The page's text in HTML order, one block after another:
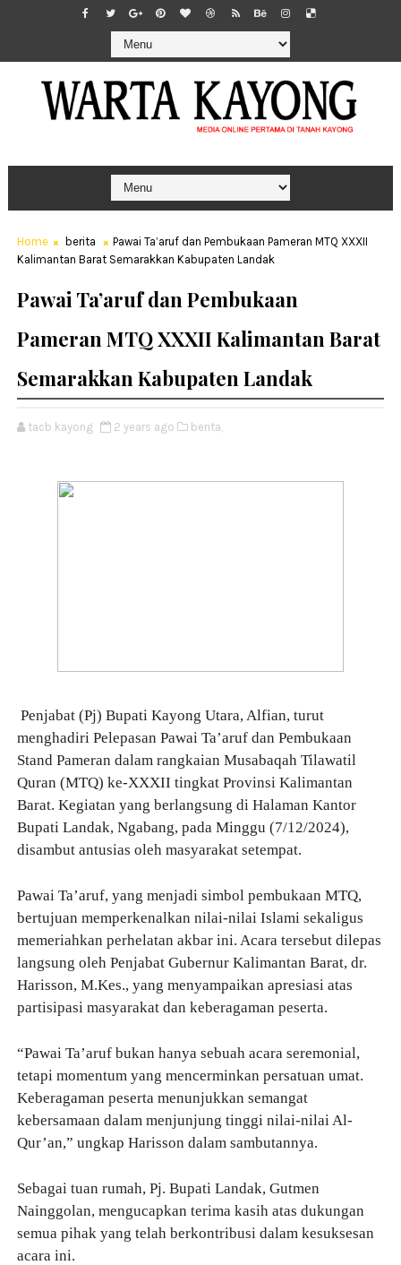
Home berita
Pawai Ta’aruf dan Pembukaan Pameran MTQ XXXII
Kalimantan Barat Semarakkan Kabupaten Landak
Pawai Ta’aruf dan Pembukaan
Pameran MTQ XXXII Kalimantan Barat
Semarakkan Kabupaten Landak
tacb kayong 2 years ago berita,
Penjabat (Pj) Bupati Kayong Utara, Alfian, turut
menghadiri Pelepasan Pawai Ta’aruf dan Pembukaan
Stand Pameran dalam rangkaian Musabaqah Tilawatil
Quran (MTQ) ke-XXXII tingkat Provinsi Kalimantan
Barat. Kegiatan yang berlangsung di Halaman Kantor
Bupati Landak, Ngabang, pada Minggu (7/12/2024),
disambut antusias oleh masyarakat setempat.
Pawai Ta’aruf, yang menjadi simbol pembukaan MTQ,
bertujuan memperkenalkan nilai-nilai Islami sekaligus
memeriahkan perhelatan akbar ini. Acara tersebut dilepas
langsung oleh Penjabat Gubernur Kalimantan Barat, dr.
Harisson, M.Kes., yang menyampaikan apresiasi atas
partisipasi masyarakat dan keberagaman peserta.
“Pawai Ta’aruf bukan hanya sebuah acara seremonial,
tetapi momentum yang mencerminkan persatuan umat.
Keberagaman peserta menunjukkan semangat
kebersamaan dalam menjunjung tinggi nilai-nilai Al-
Qur’an,” ungkap Harisson dalam sambutannya.
Sebagai tuan rumah, Pj. Bupati Landak, Gutmen
Nainggolan, mengucapkan terima kasih atas dukungan
semua pihak yang telah berkontribusi dalam kesuksesan
acara ini.